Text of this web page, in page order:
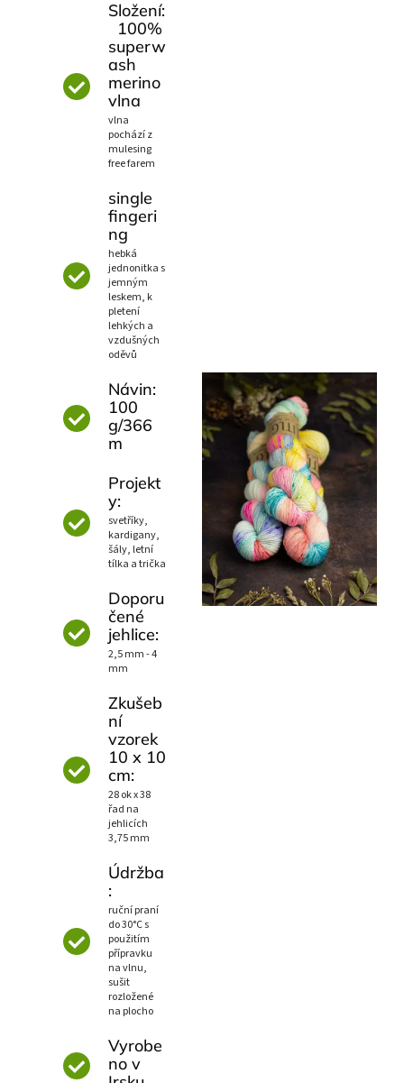
Složení:
100%
superw
ash
merino
vlna
vlna
pochází z
mulesing
free farem
single
fingeri
ng
hebká
jednonitka s
jemným
leskem, k
pletení
lehkých a
vzdušných
oděvů
Návin:
100
g/366
m
Projekt
y:
svetříky,
kardigany,
šály, letní
tílka a trička
Doporu
čené
jehlice:
2,5 mm - 4
mm
Zkušeb
ní
vzorek
10 x 10
cm:
28 ok x 38
řad na
jehlicích
3,75 mm
Údržba
:
ruční praní
do 30°C s
použitím
přípravku
na vlnu,
sušit
rozložené
na plocho
Vyrobe
no v